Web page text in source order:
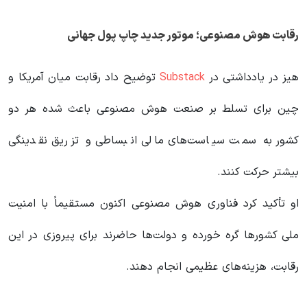
رقابت هوش مصنوعی؛ موتور جدید چاپ پول جهانی
هیز در یادداشتی در Substack توضیح داد رقابت میان آمریکا و
چین برای تسلط بر صنعت هوش مصنوعی باعث شده هر دو
کشور به سمت سیاست‌های مالی انبساطی و تزریق نقدینگی
بیشتر حرکت کنند.
او تأکید کرد فناوری هوش مصنوعی اکنون مستقیماً با امنیت
ملی کشورها گره خورده و دولت‌ها حاضرند برای پیروزی در این
رقابت، هزینه‌های عظیمی انجام دهند.